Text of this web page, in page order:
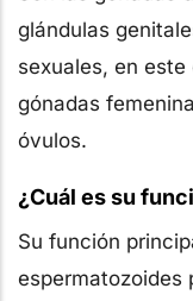
glándulas
sexuales, en
gónadas
óvulos.
¿Cuál es su
Su función
espermatozoides